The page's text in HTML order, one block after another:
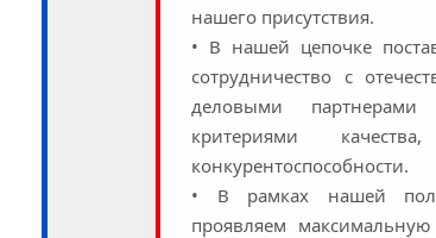
нашего присутствия.
• В нашей цепочке
сотрудничество с
деловыми
критериями
конкурентоспособности.
• В рамках нашей
проявляем